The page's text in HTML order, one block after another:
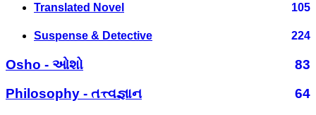
Translated Novel 105
Suspense & Detective 224
Osho - ઓશો
83
Philosophy - તત્ત્વજ્ઞાન
64